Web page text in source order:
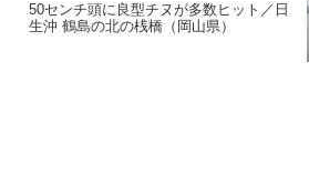
50センチ頭に良型チヌが多数ヒット／日
生沖 鶴島の北の桟橋（岡山県）